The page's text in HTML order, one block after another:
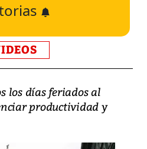
los días feriados al
productividad y